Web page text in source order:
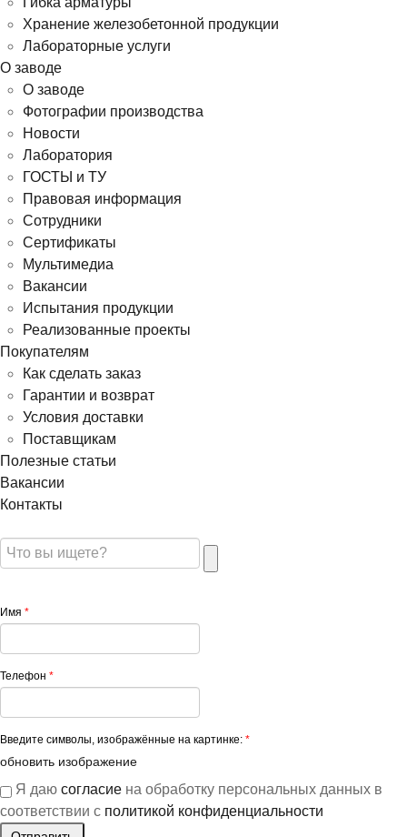
Хранение железобетонной продукции
Лабораторные услуги
О заводе
О заводе
Фотографии производства
Новости
Лаборатория
ГОСТЫ и ТУ
Правовая информация
Сотрудники
Сертификаты
Мультимедиа
Вакансии
Испытания продукции
Реализованные проекты
Покупателям
Как сделать заказ
Гарантии и возврат
Условия доставки
Поставщикам
Полезные статьи
Вакансии
Контакты
Имя *
Телефон *
Введите символы, изображённые на картинке: *
обновить изображение
Я даю согласие на обработку персональных данных в
соответствии с политикой конфиденциальности